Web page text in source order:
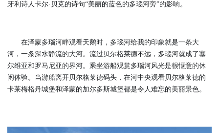
牙利诗人卡尔·贝克的诗句“美丽的蓝色的多瑙河旁”的影响。
在泽蒙多瑙河畔观看天鹅时，多瑙河给我的印象就是一条大
河，一条深水静流的大河。流过贝尔格莱德不远，多瑙河就成了塞
尔维亚和罗马尼亚的界河。乘坐游船观赏多瑙河风光是很惬意的休
闲体验。当游船离开贝尔格莱德码头，在河中央观看贝尔格莱德的
卡莱梅格丹城堡和泽蒙的加尔多斯城堡都是令人难忘的美丽景色。